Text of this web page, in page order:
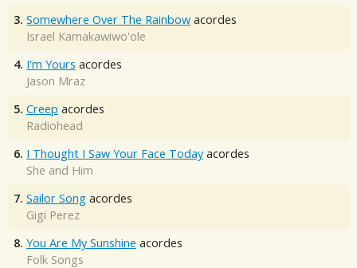
3. Somewhere Over The Rainbow acordes
Israel Kamakawiwo'ole
4. I'm Yours acordes
Jason Mraz
5. Creep acordes
Radiohead
6. I Thought I Saw Your Face Today acordes
She and Him
7. Sailor Song acordes
Gigi Perez
8. You Are My Sunshine acordes
Folk Songs